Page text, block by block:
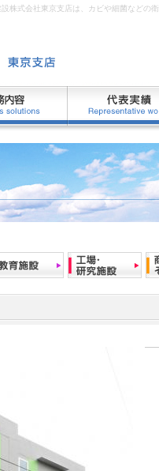
株式会社東京支店は、カビや細菌などの